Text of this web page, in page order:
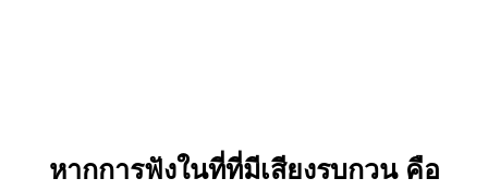
หากการฟังในที่ที่มีเสียงรบกวน คือ